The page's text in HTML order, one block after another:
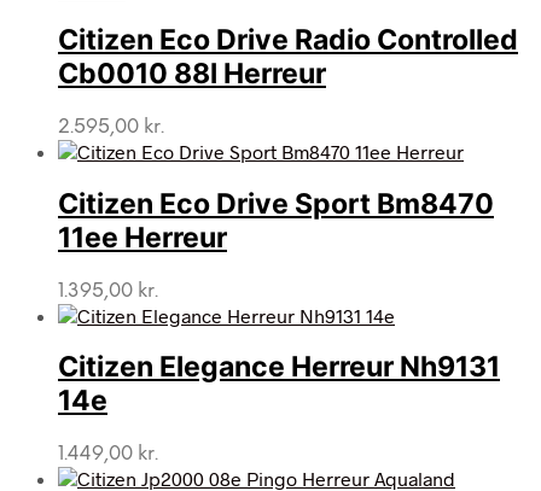
Citizen Eco Drive Radio Controlled
Cb0010 88l Herreur
2.595,00 kr.
Citizen Eco Drive Sport Bm8470
11ee Herreur
1.395,00 kr.
Citizen Elegance Herreur Nh9131
14e
1.449,00 kr.